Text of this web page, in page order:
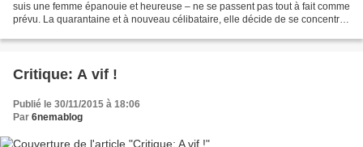
suis une femme épanouie et heureuse – ne se passent pas tout à fait comme
prévu. La quarantaine et à nouveau célibataire, elle décide de se concentrer
Critique: A vif !
Publié le 30/11/2015 à 18:06
Par 6nemablog